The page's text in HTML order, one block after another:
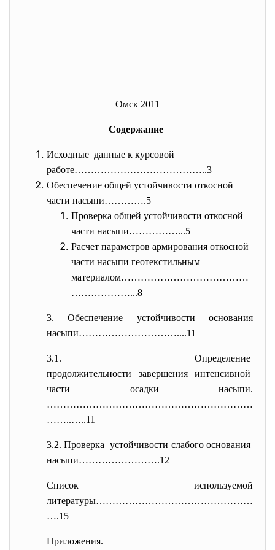
Омск 2011
Содержание
Исходные данные к курсовой
работе…………………………………..3
Обеспечение общей устойчивости откосной
части насыпи………….5
Проверка общей устойчивости откосной
части насыпи……………...5
Расчет параметров армирования откосной
части насыпи геотекстильным
материалом…………………………………
………………...8
3. Обеспечение устойчивости основания
насыпи…………………………....11
3.1. Определение
продолжительности завершения интенсивной
части осадки насыпи.
………………………………………………………
……..…..11
3.2. Проверка устойчивости слабого основания
насыпи…………………….12
Список используемой
литературы…………………………………………
….15
Приложения.